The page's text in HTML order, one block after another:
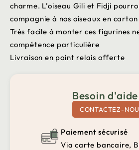
charme. L’oiseau Gili et Fidji
compagnie à nos oiseaux en carton
Très facile à monter ces figurines
compétence particulière
Livraison en point relais offerte
Besoin d'aide
CONTACTEZ-
Paiement sécurisé
Via carte bancaire,